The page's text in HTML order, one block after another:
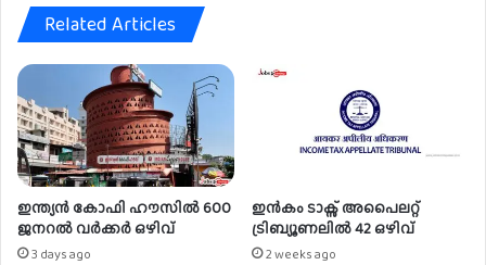
Related Articles
ഇന്ത്യൻ കോഫി ഹൗസിൽ 600
ജനറൽ വർക്കർ ഒഴിവ്
3 days ago
ഇൻകം ടാക്സ് അപൈലറ്റ്
ട്രിബ്യൂണലിൽ 42 ഒഴിവ്
2 weeks ago